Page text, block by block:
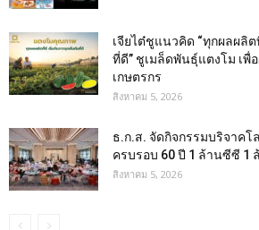
เจียไต๋ชูแนวคิด “ทุกผลผลิ
ที่ดี” ชูเมล็ดพันธุ์แตงโม เ
เกษตรกร
สิงหาคม 5, 2026
ธ.ก.ส. จัดกิจกรรมบริจาคโ
ครบรอบ 60 ปี 1 ล้านซีซี 1
สิงหาคม 5, 2026